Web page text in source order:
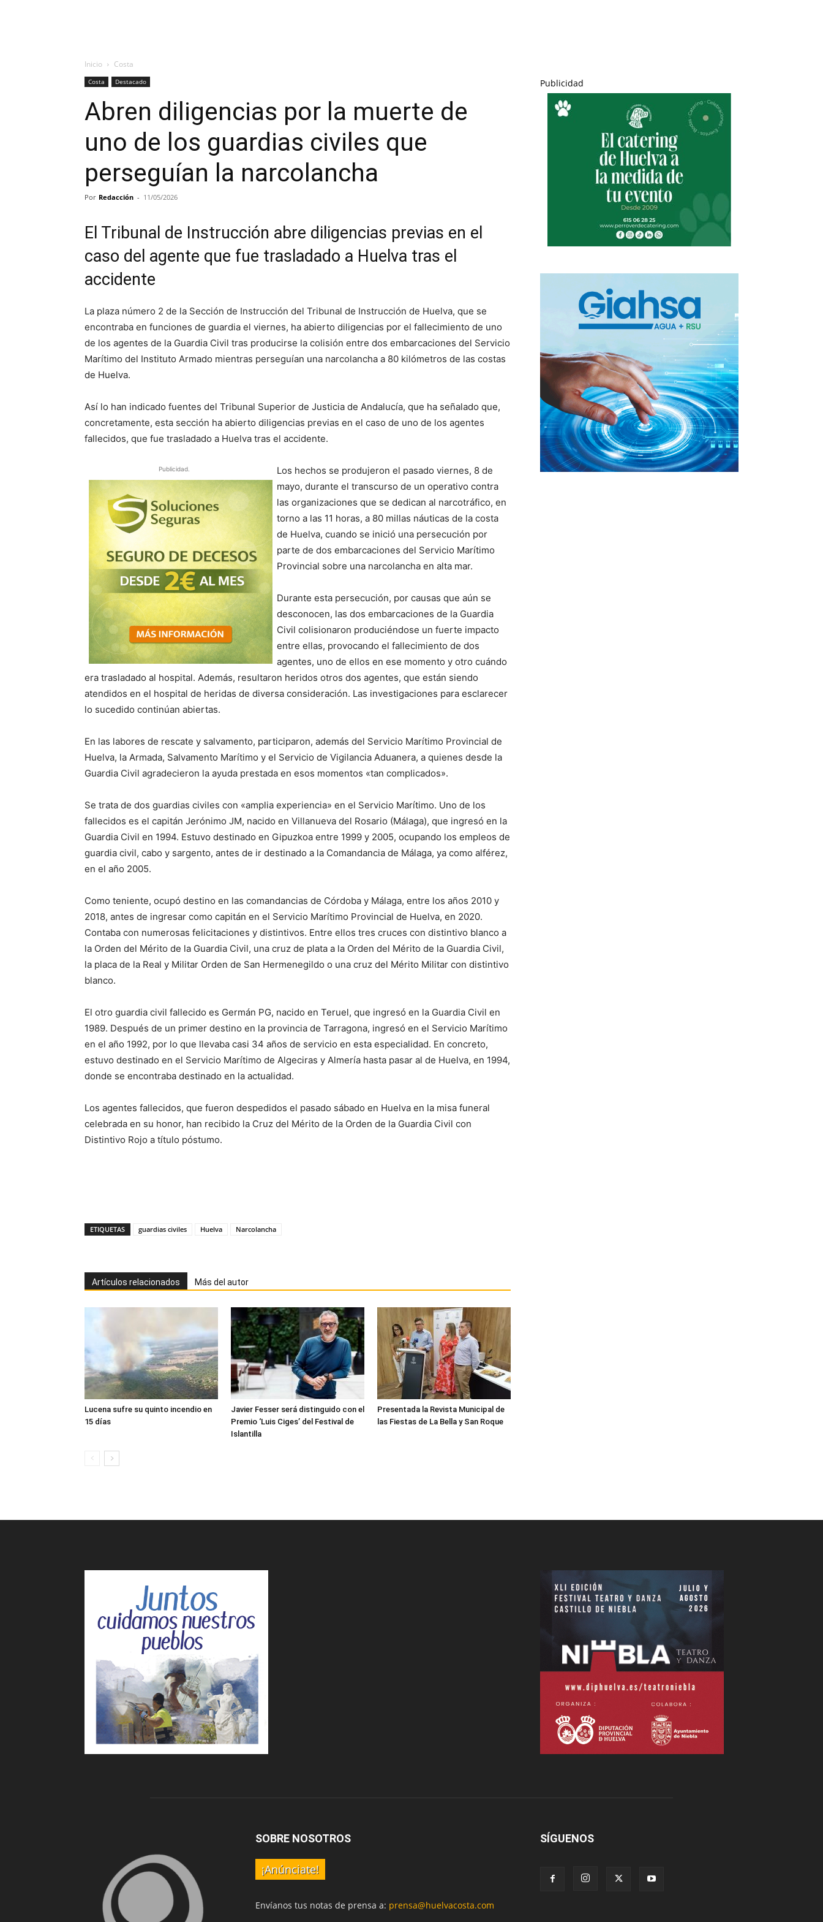
Inicio Costa
Costa Destacado
Abren diligencias por la muerte de
uno de los guardias civiles que
perseguían la narcolancha
Por Redacción - 11/05/2026
El Tribunal de Instrucción abre diligencias previas en el
caso del agente que fue trasladado a Huelva tras el
accidente
La plaza número 2 de la Sección de Instrucción del Tribunal de Instrucción de Huelva, que se
encontraba en funciones de guardia el viernes, ha abierto diligencias por el fallecimiento de uno
de los agentes de la Guardia Civil tras producirse la colisión entre dos embarcaciones del Servicio
Marítimo del Instituto Armado mientras perseguían una narcolancha a 80 kilómetros de las costas
de Huelva.
Así lo han indicado fuentes del Tribunal Superior de Justicia de Andalucía, que ha señalado que,
concretamente, esta sección ha abierto diligencias previas en el caso de uno de los agentes
fallecidos, que fue trasladado a Huelva tras el accidente.
Publicidad.
Los hechos se produjeron el pasado viernes, 8 de
mayo, durante el transcurso de un operativo contra
las organizaciones que se dedican al narcotráfico, en
torno a las 11 horas, a 80 millas náuticas de la costa
de Huelva, cuando se inició una persecución por
parte de dos embarcaciones del Servicio Marítimo
Provincial sobre una narcolancha en alta mar.
Durante esta persecución, por causas que aún se
desconocen, las dos embarcaciones de la Guardia
Civil colisionaron produciéndose un fuerte impacto
entre ellas, provocando el fallecimiento de dos
agentes, uno de ellos en ese momento y otro cuándo
era trasladado al hospital. Además, resultaron heridos otros dos agentes, que están siendo
atendidos en el hospital de heridas de diversa consideración. Las investigaciones para esclarecer
lo sucedido continúan abiertas.
En las labores de rescate y salvamento, participaron, además del Servicio Marítimo Provincial de
Huelva, la Armada, Salvamento Marítimo y el Servicio de Vigilancia Aduanera, a quienes desde la
Guardia Civil agradecieron la ayuda prestada en esos momentos «tan complicados».
Se trata de dos guardias civiles con «amplia experiencia» en el Servicio Marítimo. Uno de los
fallecidos es el capitán Jerónimo JM, nacido en Villanueva del Rosario (Málaga), que ingresó en la
Guardia Civil en 1994. Estuvo destinado en Gipuzkoa entre 1999 y 2005, ocupando los empleos de
guardia civil, cabo y sargento, antes de ir destinado a la Comandancia de Málaga, ya como alférez,
en el año 2005.
Como teniente, ocupó destino en las comandancias de Córdoba y Málaga, entre los años 2010 y
2018, antes de ingresar como capitán en el Servicio Marítimo Provincial de Huelva, en 2020.
Contaba con numerosas felicitaciones y distintivos. Entre ellos tres cruces con distintivo blanco a
la Orden del Mérito de la Guardia Civil, una cruz de plata a la Orden del Mérito de la Guardia Civil,
la placa de la Real y Militar Orden de San Hermenegildo o una cruz del Mérito Militar con distintivo
blanco.
El otro guardia civil fallecido es Germán PG, nacido en Teruel, que ingresó en la Guardia Civil en
1989. Después de un primer destino en la provincia de Tarragona, ingresó en el Servicio Marítimo
en el año 1992, por lo que llevaba casi 34 años de servicio en esta especialidad. En concreto,
estuvo destinado en el Servicio Marítimo de Algeciras y Almería hasta pasar al de Huelva, en 1994,
donde se encontraba destinado en la actualidad.
Los agentes fallecidos, que fueron despedidos el pasado sábado en Huelva en la misa funeral
celebrada en su honor, han recibido la Cruz del Mérito de la Orden de la Guardia Civil con
Distintivo Rojo a título póstumo.
ETIQUETAS guardias civiles Huelva Narcolancha
Artículos relacionados Más del autor
Lucena sufre su quinto incendio en
15 días
Javier Fesser será distinguido con el
Premio ‘Luis Ciges’ del Festival de
Islantilla
Presentada la Revista Municipal de
las Fiestas de La Bella y San Roque
Publicidad
SOBRE NOSOTROS
¡Anúnciate!
Envíanos tus notas de prensa a: prensa@huelvacosta.com
SÍGUENOS